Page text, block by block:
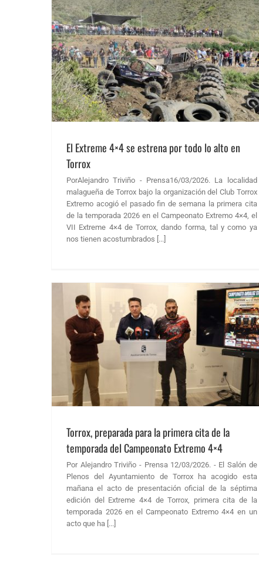
El Extreme 4×4 se estrena por todo lo alto en
Torrox
PorAlejandro Triviño - Prensa16/03/2026. La localidad
malagueña de Torrox bajo la organización del Club Torrox
Extremo acogió el pasado fin de semana la primera cita
de la temporada 2026 en el Campeonato Extremo 4×4, el
VII Extreme 4×4 de Torrox, dando forma, tal y como ya
nos tienen acostumbrados [...]
Torrox, preparada para la primera cita de la
temporada del Campeonato Extremo 4×4
Por Alejandro Triviño - Prensa 12/03/2026. - El Salón de
Plenos del Ayuntamiento de Torrox ha acogido esta
mañana el acto de presentación oficial de la séptima
edición del Extreme 4×4 de Torrox, primera cita de la
temporada 2026 en el Campeonato Extremo 4×4 en un
acto que ha [...]